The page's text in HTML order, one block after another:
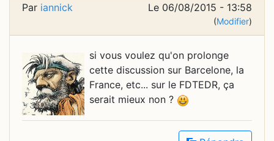
Par iannick Le 06/08/2015 - 13:58
(Modifier)
si vous voulez qu'on prolonge
cette discussion sur Barcelone, la
France, etc... sur le FDTEDR, ça
serait mieux non ?